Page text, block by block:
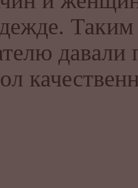
Таким
давали